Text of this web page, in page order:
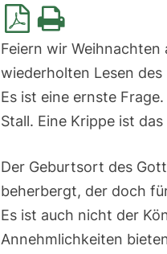
Feiern wir
wiederholten Lesen
Es ist eine ernste
Stall. Eine Krippe ist
Der Geburtsort des
beherbergt, der doch
Es ist auch nicht der
Annehmlichkeiten